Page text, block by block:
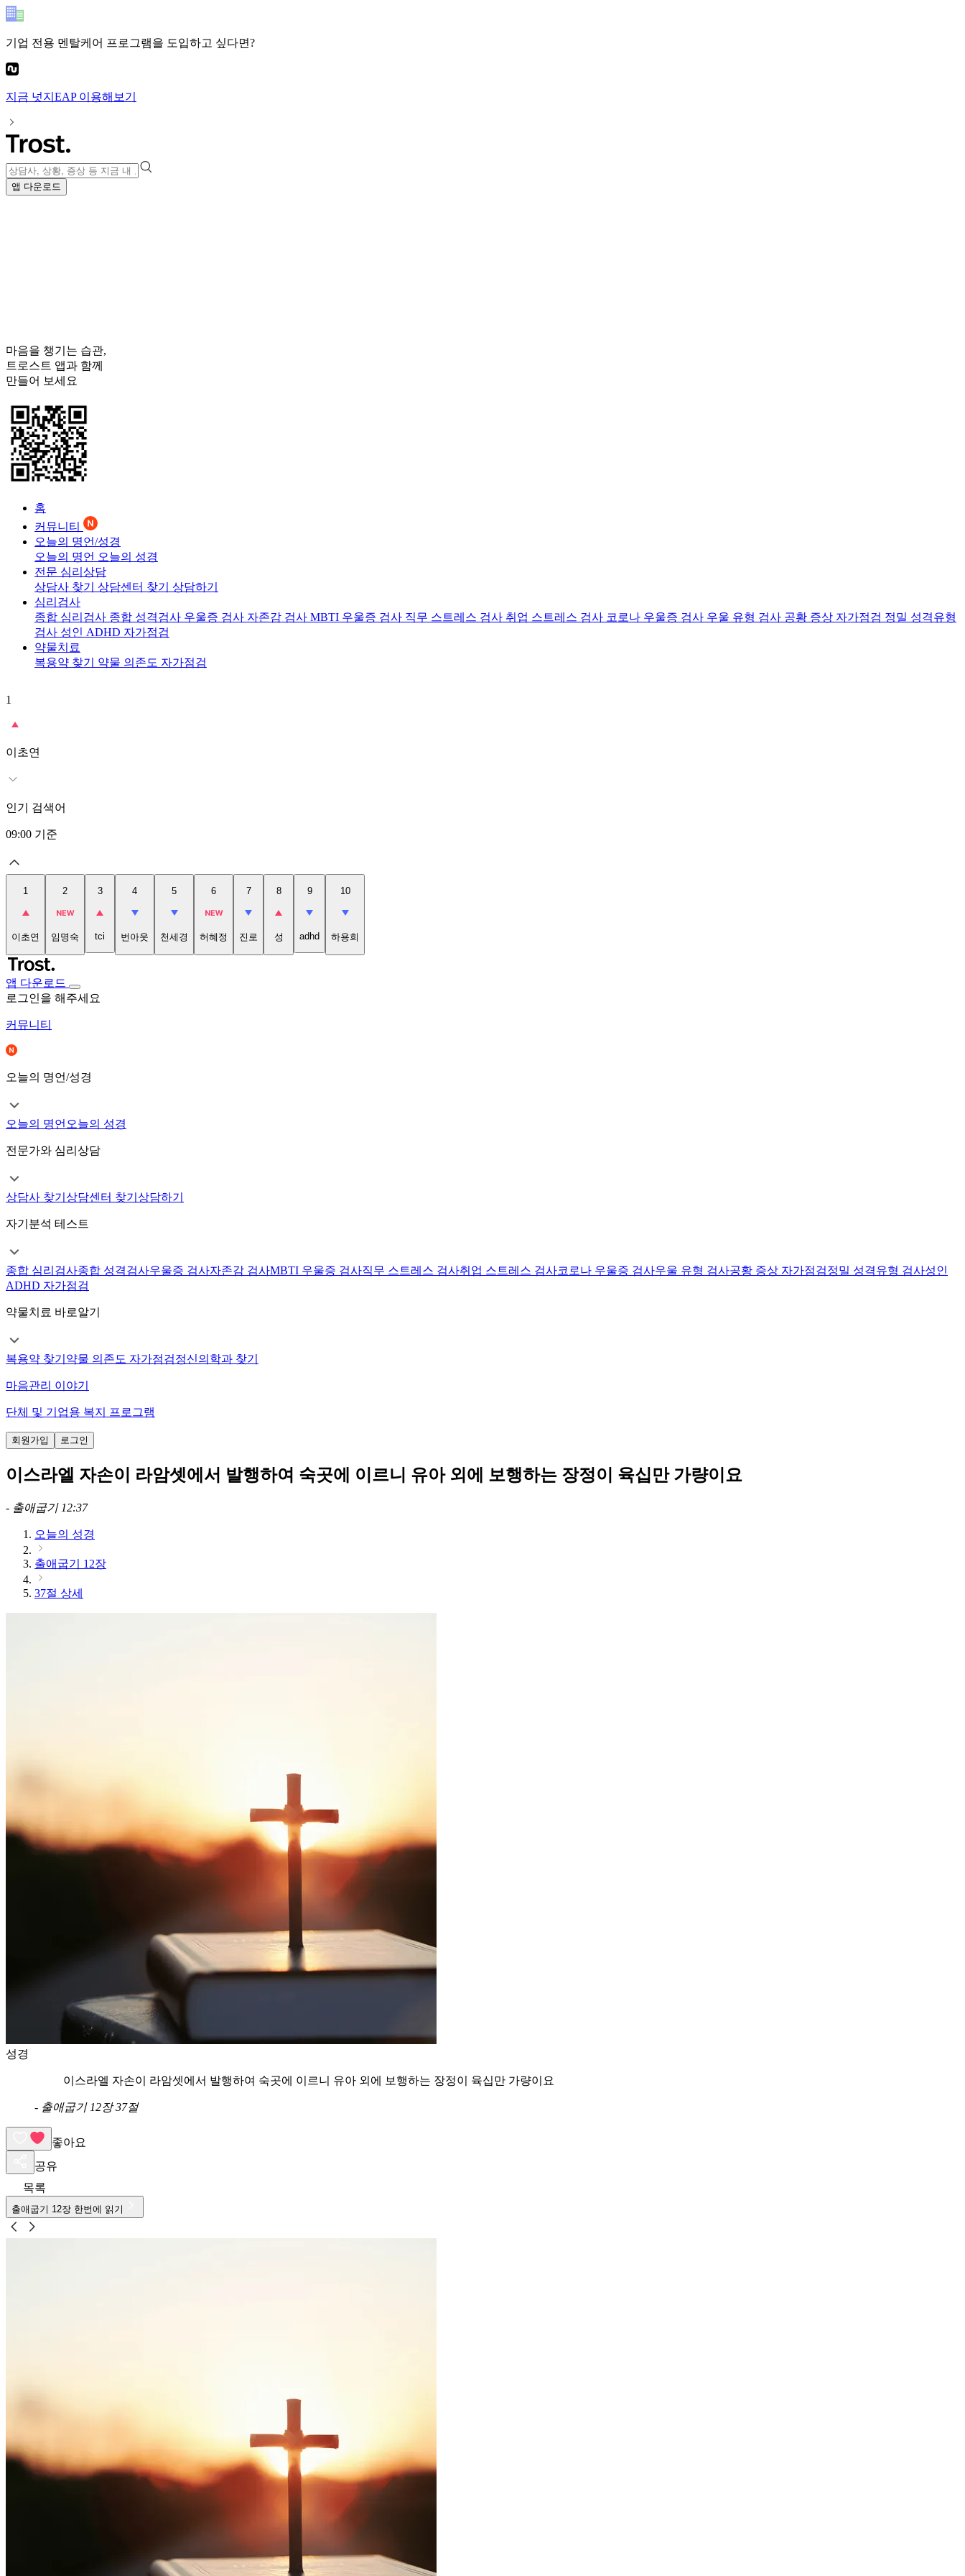
기업 전용 멘탈케어 프로그램을 도입하고 싶다면?
지금 넛지EAP이용해보기
앱 다운로드
마음을 챙기는 습관,
트로스트 앱과 함께
만들어 보세요
홈
커뮤니티
오늘의 명언/성경
오늘의 명언 오늘의 성경
전문 심리상담
상담사 찾기 상담센터 찾기 상담하기
심리검사
종합 심리검사 종합 성격검사 우울증 검사 자존감 검사 MBTI 우울증 검사 직무 스트레스 검사 취업 스트레스 검사 코로나 우울증 검사 우울 유형 검사 공황 증상 자가점검 정밀 성격유형
검사 성인 ADHD 자가점검
약물치료
복용약 찾기 약물 의존도 자가점검
1
이초연
인기 검색어
09:00 기준
1
이초연
2
임명숙
3
tci
4
번아웃
5
천세경
6
허혜정
7
진로
8
성
9
adhd
10
하용희
앱 다운로드
로그인을 해주세요
커뮤니티
오늘의 명언/성경
오늘의 명언 오늘의 성경
전문가와 심리상담
상담사 찾기 상담센터 찾기 상담하기
자기분석 테스트
종합 심리검사종합 성격검사우울증 검사자존감 검사MBTI 우울증 검사직무 스트레스 검사취업 스트레스 검사코로나 우울증 검사우울 유형 검사공황 증상 자가점검정밀 성격유형 검사성인
ADHD 자가점검
약물치료 바로알기
복용약 찾기 약물 의존도 자가점검정신의학과 찾기
마음관리 이야기
단체 및 기업용 복지 프로그램
회원가입 로그인
이스라엘 자손이 라암셋에서 발행하여 숙곳에 이르니 유아 외에 보행하는 장정이 육십만 가량이요
- 출애굽기 12:37
오늘의 성경
출애굽기 12장
37절 상세
성경
이스라엘 자손이 라암셋에서 발행하여 숙곳에 이르니 유아 외에 보행하는 장정이 육십만 가량이요
- 출애굽기 12장 37절
좋아요
공유
목록
출애굽기 12장 한번에 읽기